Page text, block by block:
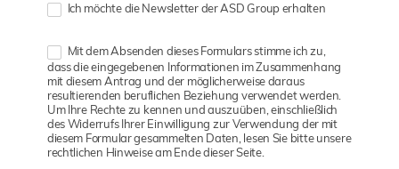
Ich möchte die Newsletter der ASD Group erhalten
Mit dem Absenden dieses Formulars stimme ich zu,
dass die eingegebenen Informationen im Zusammenhang
mit diesem Antrag und der möglicherweise daraus
resultierenden beruflichen Beziehung verwendet werden.
Um Ihre Rechte zu kennen und auszuüben, einschließlich
des Widerrufs Ihrer Einwilligung zur Verwendung der mit
diesem Formular gesammelten Daten, lesen Sie bitte unsere
rechtlichen Hinweise am Ende dieser Seite.